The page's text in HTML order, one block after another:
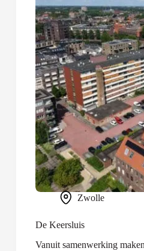
Zwolle
De Keersluis
Vanuit samenwerking